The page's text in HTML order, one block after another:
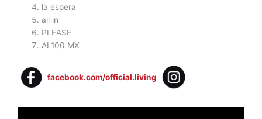
la espera
all in
PLEASE
AL100 MX
facebook.com/official.living